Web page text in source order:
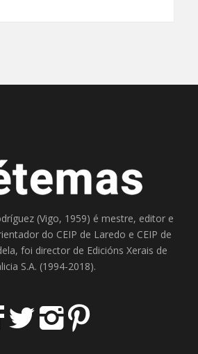
(Vigo, 1959) é mestre, editor e
do CEIP de Laredo e CEIP de
foi director de Edicións Xerais de
S.A. (1994-2018).